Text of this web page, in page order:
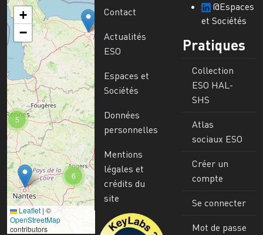
6
5
+
−
Leaflet | ©
OpenStreetMap
contributors
Contact
Actualités
ESO
Espaces et
Sociétés
Données
personnelles
Mentions
légales et
crédits du
site
Image
@Espaces
et Sociétés
Pratiques
Collection
ESO HAL-
SHS
Atlas
sociaux ESO
Créer un
compte
Se connecter
Mot de passe